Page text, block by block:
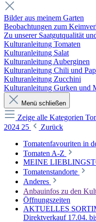
Bilder aus meinem Garten
Beobachtungen zum
Zu unserer Saatgutqualität
Kulturanleitung Tomaten
Kulturanleitung Salat
Kulturanleitung Auberginen
Kulturanleitung Chili und
Kulturanleitung Zucchini
Kulturanleitung Gurken und
Menü schließen
Zeige alle Kategorien
2024 25
Zurück
Tomatenfavouriten in
Tomaten A-Z
MEINE
Tomatenstandorte
Anderes
Anbauinfos zu den
Öffnungszeiten
AKTUELLES
Direktverkauf 17.04.